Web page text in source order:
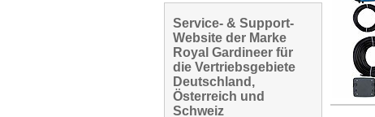
Service- & Support-
Website der Marke
Royal Gardineer für
die Vertriebsgebiete
Deutschland,
Österreich und
Schweiz